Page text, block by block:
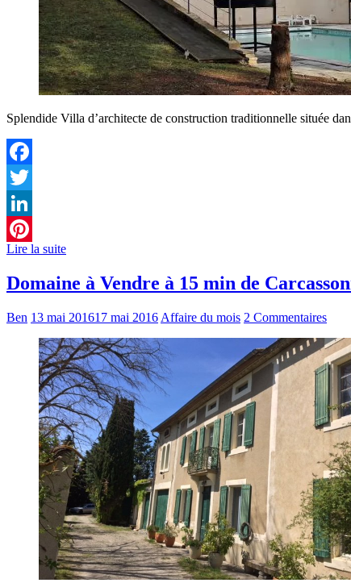
Splendide Villa d’architecte de construction traditionnelle située
Facebook
Twitter
LinkedIn
Pinterest
Lire la suite
Domaine à Vendre à 15 min de
Ben 13 mai 201617 mai 2016 Affaire du mois 2 Commentaires